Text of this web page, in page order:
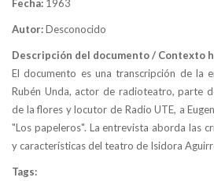
Fecha: 1963
Autor:Desconocido
Descripción del documento / Contexto
El documento es una transcripción de la
Rubén Unda, actor de radioteatro, parte
de la flores y locutor de Radio UTE, a
"Los papeleros". La entrevista aborda las
y características del teatro de Isidora
Tags: